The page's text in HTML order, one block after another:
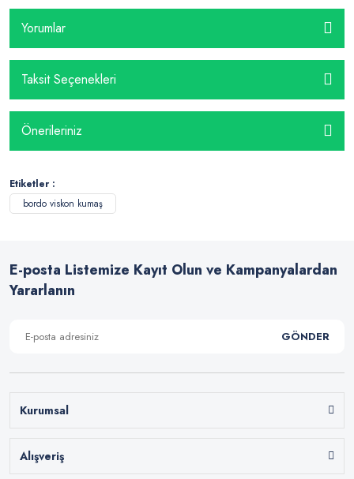
Yorumlar
Taksit Seçenekleri
Önerileriniz
Etiketler :
bordo viskon kumaş
E-posta Listemize Kayıt Olun ve Kampanyalardan
Yararlanın
GÖNDER
Kurumsal
Alışveriş